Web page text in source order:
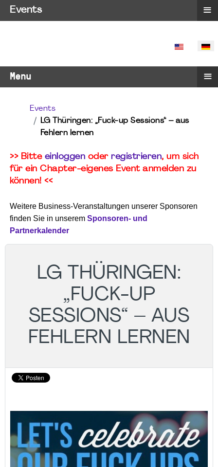
SPRACHE
Menu ≡
Events
LG Thüringen: „Fuck-up Sessions“ – aus
Fehlern lernen
>> Bitte einloggen oder registrieren, um sich
für ein Chapter-eigenes Event anmelden zu
können! <<
Weitere Business-Veranstaltungen unserer Sponsoren
finden Sie in unserem Sponsoren- und
Partnerkalender
LG THÜRINGEN:
„FUCK-UP
SESSIONS“ – AUS
FEHLERN LERNEN
Events ≡